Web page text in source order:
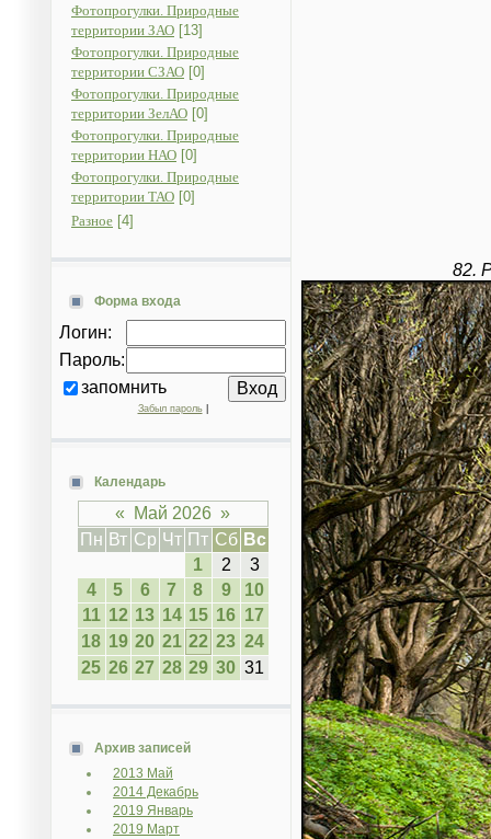
Фотопрогулки. Природные
территории ЗАО [13]
Фотопрогулки. Природные
территории СЗАО [0]
Фотопрогулки. Природные
территории ЗелАО [0]
Фотопрогулки. Природные
территории НАО [0]
Фотопрогулки. Природные
территории ТАО [0]
Разное [4]
Форма входа
Логин:
Пароль:
запомнить
Забыл пароль|
Календарь
« Май 2026 »
Пн Вт Ср Чт Пт Сб Вс
1
2
3
4
5 6 7 8 9
10
11 12 13 14 15 16 17
18 19 20 21 22 23 24
25 26 27 28 29 30 31
Архив записей
2013 Май
2014 Декабрь
2019 Январь
2019 Март
82.